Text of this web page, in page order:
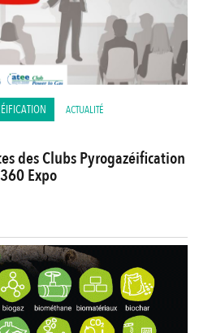
ACTUALITÉ
des Clubs Pyrogazéification
Expo